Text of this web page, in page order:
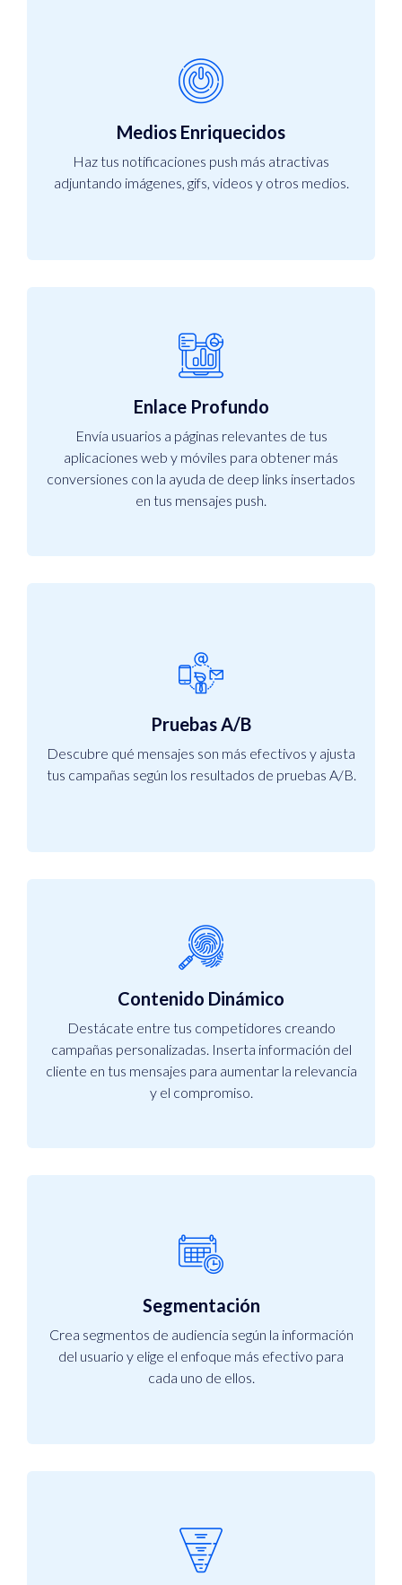
Medios Enriquecidos
Haz tus notificaciones push más atractivas
adjuntando imágenes, gifs, videos y otros medios.
Enlace Profundo
Envía usuarios a páginas relevantes de tus
aplicaciones web y móviles para obtener más
conversiones con la ayuda de deep links insertados
en tus mensajes push.
Pruebas A/B
Descubre qué mensajes son más efectivos y ajusta
tus campañas según los resultados de pruebas A/B.
Contenido Dinámico
Destácate entre tus competidores creando
campañas personalizadas. Inserta información del
cliente en tus mensajes para aumentar la relevancia
y el compromiso.
Segmentación
Crea segmentos de audiencia según la información
del usuario y elige el enfoque más efectivo para
cada uno de ellos.